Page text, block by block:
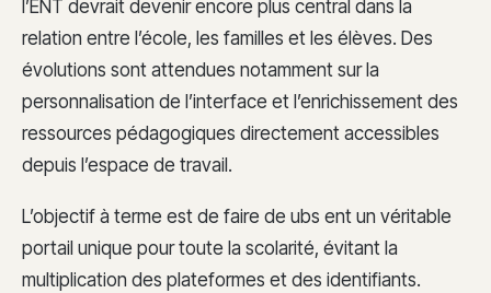
l’ENT devrait devenir encore plus central dans la
relation entre l’école, les familles et les élèves. Des
évolutions sont attendues notamment sur la
personnalisation de l’interface et l’enrichissement des
ressources pédagogiques directement accessibles
depuis l’espace de travail.
L’objectif à terme est de faire de ubs ent un véritable
portail unique pour toute la scolarité, évitant la
multiplication des plateformes et des identifiants.